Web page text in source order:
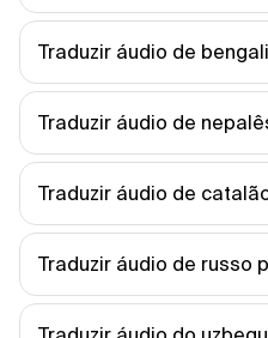
Traduzir áudio de
Traduzir áudio de
Traduzir áudio de
Traduzir áudio de russo